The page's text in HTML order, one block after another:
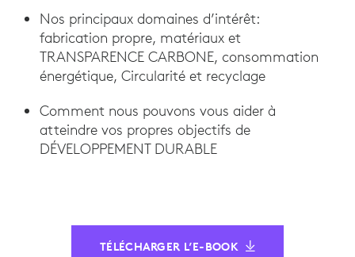
Nos principaux domaines d’intérêt:
fabrication propre, matériaux et
TRANSPARENCE CARBONE, consommation
énergétique, Circularité et recyclage
Comment nous pouvons vous aider à
atteindre vos propres objectifs de
DÉVELOPPEMENT DURABLE
TÉLÉCHARGER L’E-BOOK